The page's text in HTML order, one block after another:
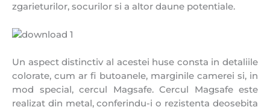
zgarieturilor, socurilor si a altor daune potentiale.
Un aspect distinctiv al acestei huse consta in detaliile
colorate, cum ar fi butoanele, marginile camerei si, in
mod special, cercul Magsafe. Cercul Magsafe este
realizat din metal, conferindu-i o rezistenta deosebita